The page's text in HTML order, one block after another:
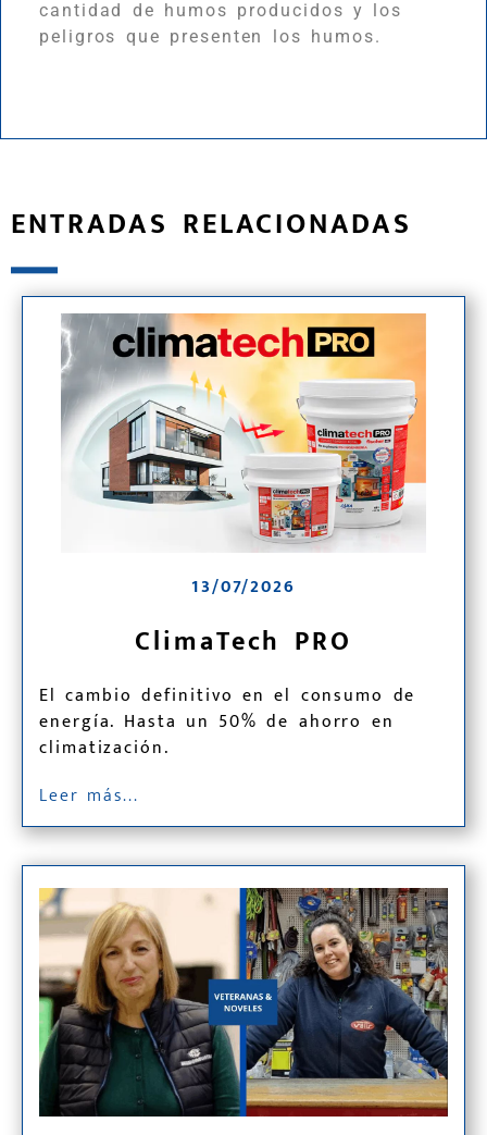
cantidad de humos producidos y los
peligros que presenten los humos.
ENTRADAS RELACIONADAS
13/07/2026
ClimaTech PRO
El cambio definitivo en el consumo de
energía. Hasta un 50% de ahorro en
climatización.
Leer más...